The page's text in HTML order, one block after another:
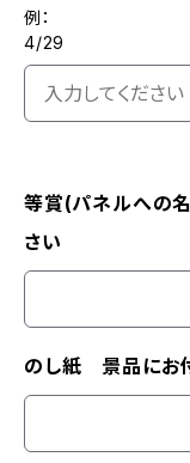
例：
4/29
等賞(パネルへの
さい
のし紙 景品にお